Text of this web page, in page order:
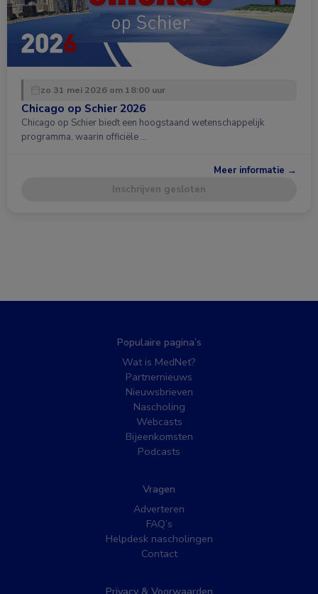
zo 31 mei 2026 om 18:00 uur
Chicago op Schier 2026
Chicago op Schier biedt een hoogstaand wetenschappelijk
programma, waarin officiële …
Meer informatie →
Inschrijven gesloten
Populaire pagina’s
Wat is MedNet?
Partnernieuws
Nieuwsbrieven
Nascholing
Webcasts
Bijeenkomsten
Podcasts
Vragen
Adverteren
FAQ’s
Helpdesk nascholingen
Contact
Privacy & Voorwaarden